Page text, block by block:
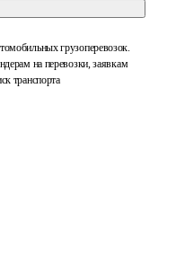
грузоперевозок.
на перевозки, заявкам
транспорта